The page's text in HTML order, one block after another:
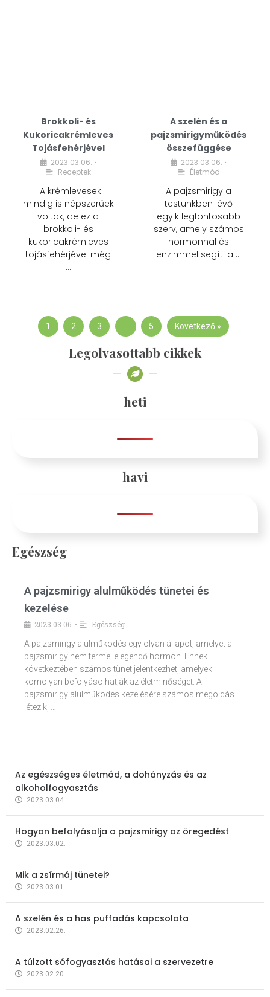
Brokkoli- és
Kukoricakrémleves
Tojásfehérjével
2023.03.06. •
Receptek
A krémlevesek
mindig is népszerűek
voltak, de ez a
brokkoli- és
kukoricakrémleves
tojásfehérjével még
…
A szelén és a
pajzsmirigyműködés
összefüggése
2023.03.06. •
Életmód
A pajzsmirigy a
testünkben lévő
egyik legfontosabb
szerv, amely számos
hormonnal és
enzimmel segíti a …
1 2 3 … 5 Következő »
Legolvasottabb cikkek
heti
havi
Egészség
A pajzsmirigy alulműködés tünetei és
kezelése
2023.03.06. •
Egészség
A pajzsmirigy alulműködés egy olyan állapot, amelyet a
pajzsmirigy nem termel elegendő hormon. Ennek
következtében számos tünet jelentkezhet, amelyek
komolyan befolyásolhatják az életminőséget. A
pajzsmirigy alulműködés kezelésére számos megoldás
létezik, …
Az egészséges életmód, a dohányzás és az
alkoholfogyasztás
2023.03.04.
Hogyan befolyásolja a pajzsmirigy az öregedést
2023.03.02.
Mik a zsírmáj tünetei?
2023.03.01.
A szelén és a has puffadás kapcsolata
2023.02.26.
A túlzott sófogyasztás hatásai a szervezetre
2023.02.20.